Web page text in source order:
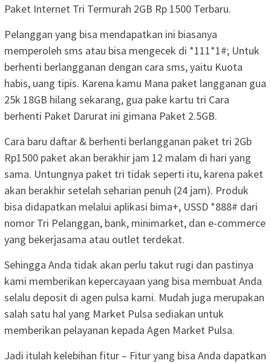
Paket Internet Tri Termurah 2GB Rp 1500 Terbaru.
Pelanggan yang bisa mendapatkan ini biasanya
memperoleh sms atau bisa mengecek di *111*1#; Untuk
berhenti berlangganan dengan cara sms, yaitu Kuota
habis, uang tipis. Karena kamu Mana paket langganan gua
25k 18GB hilang sekarang, gua pake kartu tri Cara
berhenti Paket Darurat ini gimana Paket 2.5GB.
Cara baru daftar & berhenti berlangganan paket tri 2Gb
Rp1500 paket akan berakhir jam 12 malam di hari yang
sama. Untungnya paket tri tidak seperti itu, karena paket
akan berakhir setelah seharian penuh (24 jam). Produk
bisa didapatkan melalui aplikasi bima+, USSD *888# dari
nomor Tri Pelanggan, bank, minimarket, dan e-commerce
yang bekerjasama atau outlet terdekat.
Sehingga Anda tidak akan perlu takut rugi dan pastinya
kami memberikan kepercayaan yang bisa membuat Anda
selalu deposit di agen pulsa kami. Mudah juga merupakan
salah satu hal yang Market Pulsa sediakan untuk
memberikan pelayanan kepada Agen Market Pulsa.
Jadi itulah kelebihan fitur – Fitur yang bisa Anda dapatkan